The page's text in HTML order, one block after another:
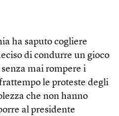
ha saputo cogliere
di condurre un gioco
mai rompere i
le proteste degli
che non hanno
al presidente